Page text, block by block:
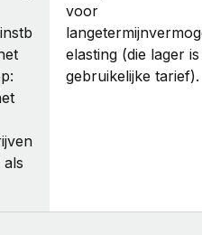
voor
elasting (die lager
gebruikelijke tarief).